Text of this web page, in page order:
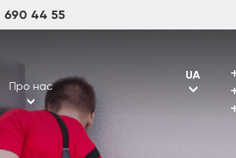
690 44 55
Про нас
UA